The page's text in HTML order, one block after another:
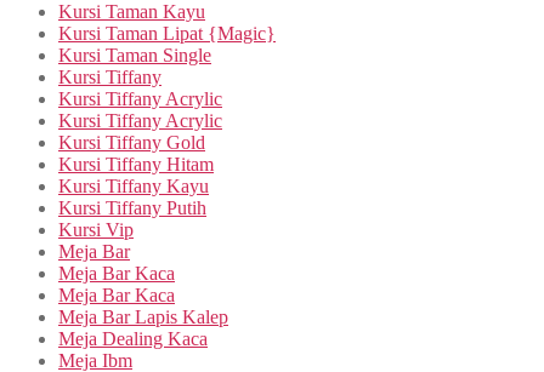
Kursi Taman Kayu
Kursi Taman Lipat {Magic}
Kursi Taman Single
Kursi Tiffany
Kursi Tiffany Acrylic
Kursi Tiffany Acrylic
Kursi Tiffany Gold
Kursi Tiffany Hitam
Kursi Tiffany Kayu
Kursi Tiffany Putih
Kursi Vip
Meja Bar
Meja Bar Kaca
Meja Bar Kaca
Meja Bar Lapis Kalep
Meja Dealing Kaca
Meja Ibm